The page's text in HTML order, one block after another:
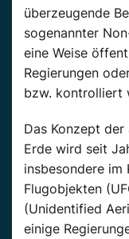
überzeugende
sogenannter
eine Weise
Regierungen
bzw. kontrolliert
Das Konzept
Erde wird seit
insbesondere
Flugobjekten
(Unidentified
einige